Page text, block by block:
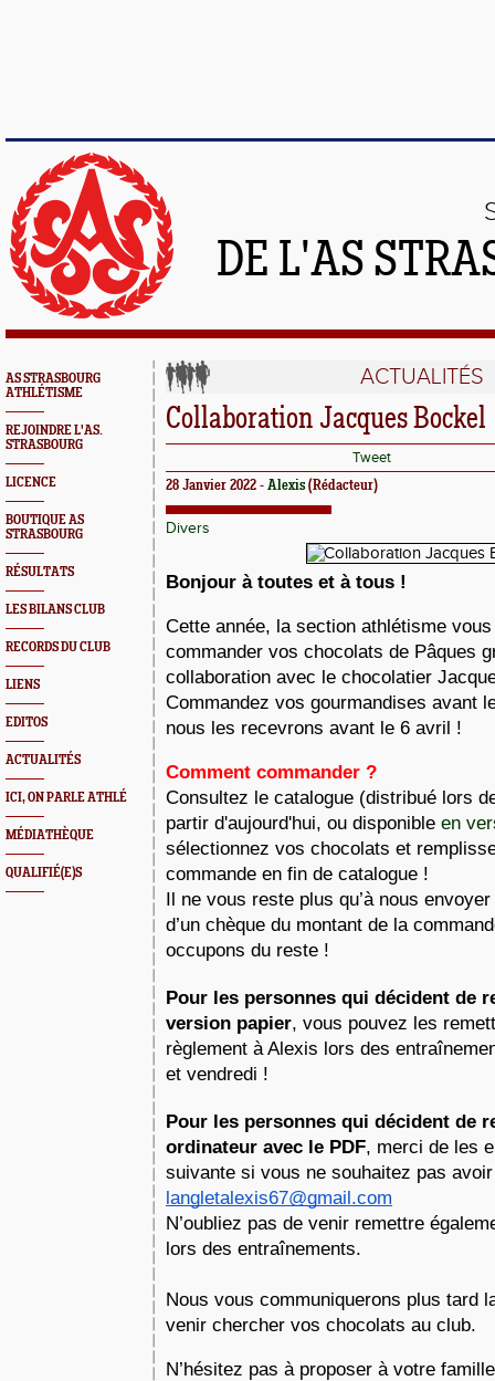
DE L'AS
AS STRASBOURG
ATHLÉTISME
REJOINDRE L'AS.
STRASBOURG
LICENCE
BOUTIQUE AS
STRASBOURG
RÉSULTATS
LES BILANS CLUB
RECORDS DU CLUB
LIENS
EDITOS
ACTUALITÉS
ICI, ON PARLE ATHLÉ
MÉDIATHÈQUE
QUALIFIÉ(E)S
ACTUALITÉS
Collaboration Jacques Bockel
Tweet
28 Janvier 2022 - Alexis(Rédacteur)
Divers
Bonjour à toutes et à tous !
Cette année, la section athlétisme
commander vos chocolats de Pâques
collaboration avec le chocolatier
Commandez vos gourmandises avant
nous les recevrons avant le 6 avril !
Comment commander ?
Consultez le catalogue (distribué lors
partir d'aujourd'hui, ou disponible en
sélectionnez vos chocolats et
commande en fin de catalogue !
Il ne vous reste plus qu’à nous
d’un chèque du montant de la
occupons du reste !
Pour les personnes qui décident de
version papier, vous pouvez les
règlement à Alexis lors des
et vendredi !
Pour les personnes qui décident de
ordinateur avec le PDF, merci de les
suivante si vous ne souhaitez pas avoir
langletalexis67@gmail.com
N’oubliez pas de venir remettre
lors des entraînements.
Nous vous communiquerons plus tard
venir chercher vos chocolats au club.
N’hésitez pas à proposer à votre